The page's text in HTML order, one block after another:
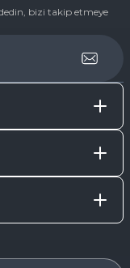
bizi takip etmeye